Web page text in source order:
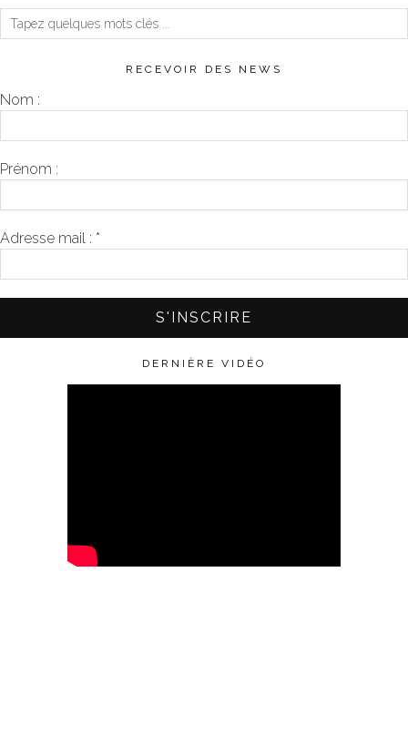
RECEVOIR DES NEWS
Nom :
Prénom :
Adresse mail : *
DERNIÈRE VIDÉO